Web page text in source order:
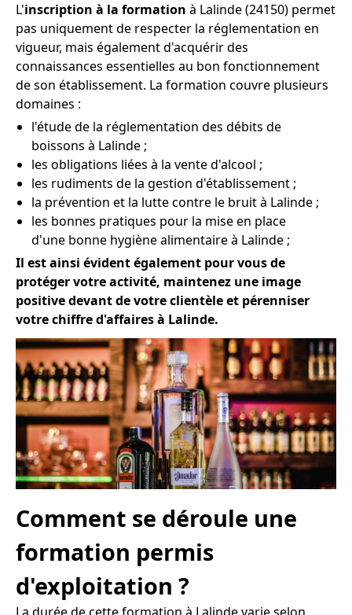
L'inscription à la formation à Lalinde (24150) permet
pas uniquement de respecter la réglementation en
vigueur, mais également d'acquérir des
connaissances essentielles au bon fonctionnement
de son établissement. La formation couvre plusieurs
domaines :
l'étude de la réglementation des débits de
boissons à Lalinde ;
les obligations liées à la vente d'alcool ;
les rudiments de la gestion d'établissement ;
la prévention et la lutte contre le bruit à Lalinde ;
les bonnes pratiques pour la mise en place
d'une bonne hygiène alimentaire à Lalinde ;
Il est ainsi évident également pour vous de
protéger votre activité, maintenez une image
positive devant de votre clientèle et pérenniser
votre chiffre d'affaires à Lalinde.
Comment se déroule une
formation permis
d'exploitation ?